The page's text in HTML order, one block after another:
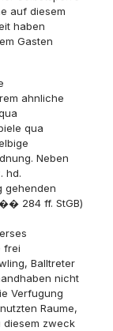
auf diesem
haben
Gasten
ahnliche
qua
Neben
hd.
gehenden
284 ff. StGB)
frei
Balltreter
nicht
Verfugung
Raume,
diesem zweck